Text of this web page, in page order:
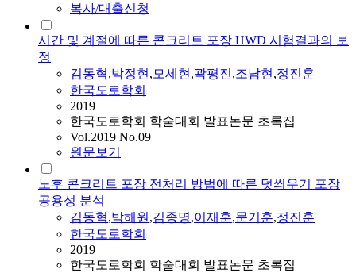
복사/대출신청
시간 및 계절에 따른 콘크리트 포장 HWD 시험결과의 보
정
김동혁,박정현,모세현,곽평진,조남현,정진훈
한국도로학회
2019
한국도로학회 학술대회 발표논문 초록집
Vol.2019 No.09
원문보기
노후 콘크리트 포장 전처리 방법에 따른 덧씌우기 포장
공용성 분석
김동혁,박해원,김종명,이재훈,문기훈,정진훈
한국도로학회
2019
한국도로학회 학술대회 발표논문 초록집